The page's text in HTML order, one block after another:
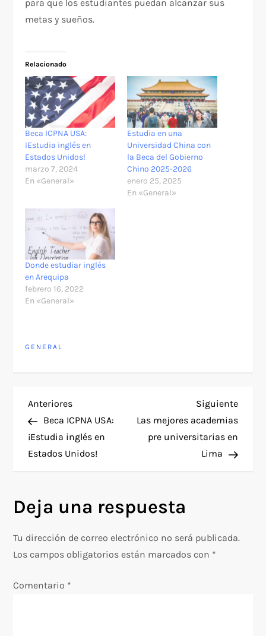
para que los estudiantes puedan alcanzar sus
metas y sueños.
Relacionado
Beca ICPNA USA:
¡Estudia inglés en
Estados Unidos!
marzo 7, 2024
En «General»
Estudia en una
Universidad China con
la Beca del Gobierno
Chino 2025-2026
enero 25, 2025
En «General»
Donde estudiar inglés
en Arequipa
febrero 16, 2022
En «General»
GENERAL
N
a
v
g
a
Entrada
anterior
Anteriores
Beca ICPNA USA:
¡Estudia inglés en
Estados Unidos!
Siguiente
Las mejores academias
pre universitarias en
Lima
Deja una respuesta
Tu dirección de correo electrónico no será publicada.
Los campos obligatorios están marcados con *
Comentario *